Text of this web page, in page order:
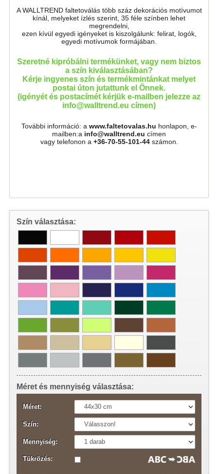
A WALLTREND faltetoválás több száz dekorációs motívumot
kínál, melyeket ízlés szerint, 35 féle színben lehet
megrendelni,
ezen kívül egyedi igényeket is kiszolgálunk: felirat, logók,
egyedi motívumok formájában.
Szeretné kipróbálni termékünket, vagy nem biztos
a szín kiválasztásában?
Kérje ingyenes szín és termékmintánkat melyet
postai úton jutattunk el Önnek.
(igényét és postacímét kérjük e-mailben jelezze az
info@walltrend.eu címen)
További információ: a www.faltetovalas.hu honlapon, e-
mailben:a info@walltrend.eu címen
vagy telefonon a +36-70-55-101-44 számon.
Szín választása:
Méret és mennyiség választása:
Méret:
Szín:
Mennyiség:
Tükrözés: